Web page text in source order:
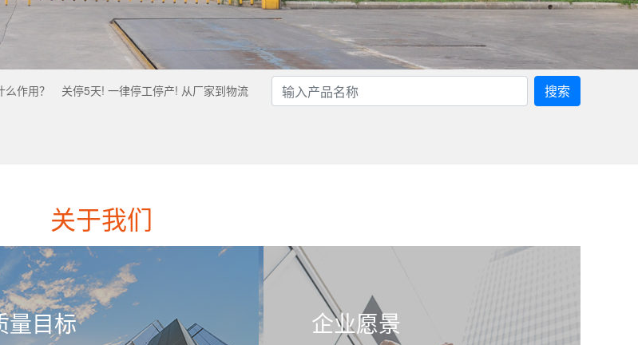
作用？
关停5天! 一律停工停产! 从厂家到物流
搜索
关于我们
量目标 企业愿景